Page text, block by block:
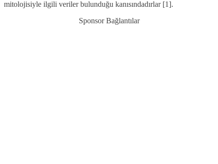
mitolojisiyle ilgili veriler bulunduğu kanısındadırlar [1].
Sponsor Bağlantılar